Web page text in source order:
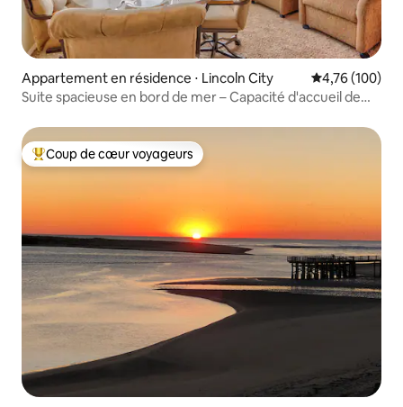
Appartement en résidence ⋅ Lincoln City Évaluation
4,76 (100)
Suite spacieuse en bord de mer – Capacité d'accueil de
Coups de cœur voyageurs les plus appréciés
Coup de cœur voyageurs